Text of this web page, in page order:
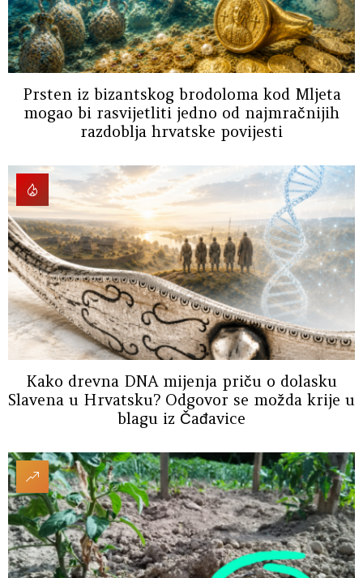
Prsten iz bizantskog brodoloma kod Mljeta
mogao bi rasvijetliti jedno od najmračnijih
razdoblja hrvatske povijesti
Kako drevna DNA mijenja priču o dolasku
Slavena u Hrvatsku? Odgovor se možda krije u
blagu iz Čađavice